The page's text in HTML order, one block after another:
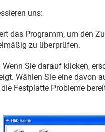
uns:
das Programm, um den
zu überprüfen.
Wenn Sie darauf klicken,
Wählen Sie eine davon
Festplatte Probleme